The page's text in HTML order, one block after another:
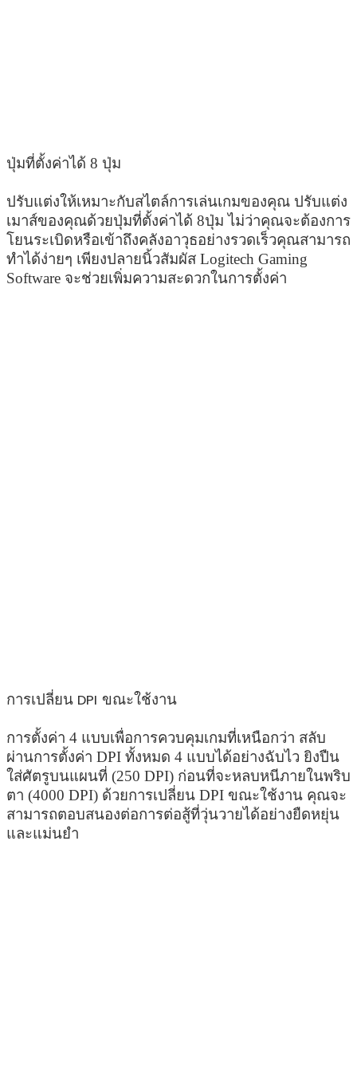
ปุ่มที่ตั้งค่าได้ 8 ปุ่ม
ปรับแต่งให้เหมาะกับสไตล์การเล่นเกมของคุณ ปรับแต่ง
เมาส์ของคุณด้วยปุ่มที่ตั้งค่าได้ 8ปุ่ม ไม่ว่าคุณจะต้องการ
โยนระเบิดหรือเข้าถึงคลังอาวุธอย่างรวดเร็วคุณสามารถ
ทำได้ง่ายๆ เพียงปลายนิ้วสัมผัส Logitech Gaming
Software จะช่วยเพิ่มความสะดวกในการตั้งค่า
การเปลี่ยน DPI ขณะใช้งาน
การตั้งค่า 4 แบบเพื่อการควบคุมเกมที่เหนือกว่า สลับ
ผ่านการตั้งค่า DPI ทั้งหมด 4 แบบได้อย่างฉับไว ยิงปืน
ใส่ศัตรูบนแผนที่ (250 DPI) ก่อนที่จะหลบหนีภายในพริบ
ตา (4000 DPI) ด้วยการเปลี่ยน DPI ขณะใช้งาน คุณจะ
สามารถตอบสนองต่อการต่อสู้ที่วุ่นวายได้อย่างยืดหยุ่น
และแม่นยำ